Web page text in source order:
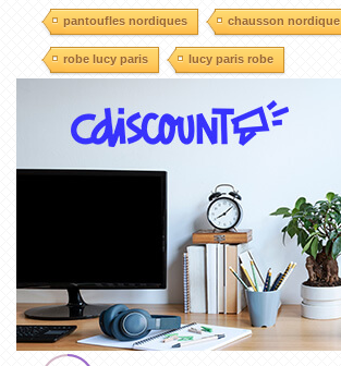
pantoufles nordiques chausson nordique
robe lucy paris lucy paris robe